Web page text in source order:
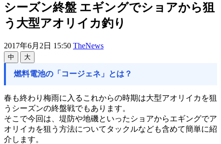
シーズン終盤 エギングでショアから狙
う大型アオリイカ釣り
2017年6月2日 15:50 TheNews
中 大
燃料電池の「コージェネ」とは？
春も終わり梅雨に入るこれからの時期は大型アオリイカを狙
うシーズンの終盤戦でもあります。
そこで今回は、堤防や地磯といったショアからエギングでア
オリイカを狙う方法についてタックルなども含めて簡単に紹
介します。